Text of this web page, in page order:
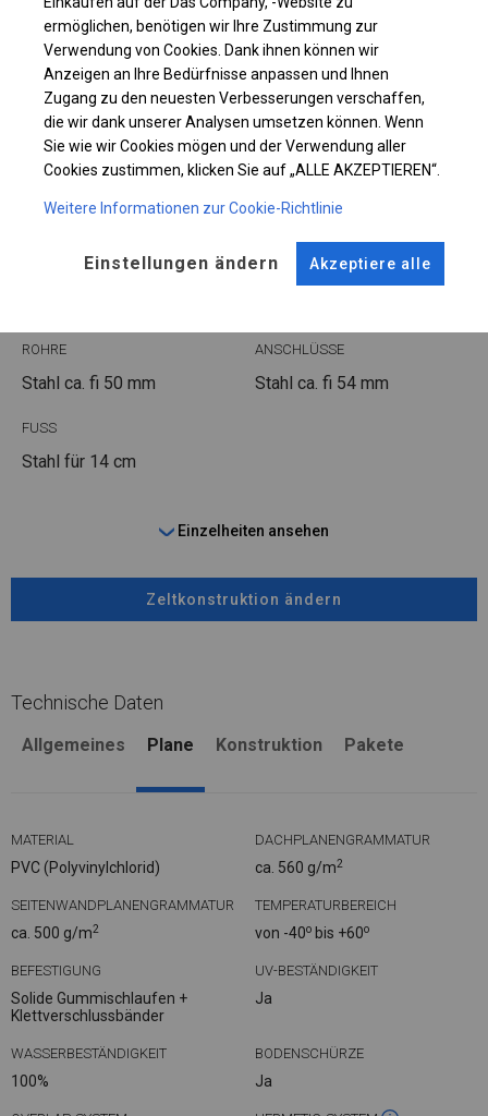
Einzelheiten ansehen
Plane ändern
WINTER
ROHRE
Stahl ca. fi 50 mm
ANSCHLÜSSE
Stahl ca. fi 54 mm
FUSS
Stahl für 14 cm
Einzelheiten ansehen
Zeltkonstruktion ändern
Technische Daten
Allgemeines Plane Konstruktion Pakete
MATERIAL
PVC (Polyvinylchlorid)
DACHPLANENGRAMMATUR
ca. 560 g/m2
SEITENWANDPLANENGRAMMATUR
ca. 500 g/m2
TEMPERATURBEREICH
von -40o bis +60o
BEFESTIGUNG
Solide Gummischlaufen +
Klettverschlussbänder
UV-BESTÄNDIGKEIT
Ja
WASSERBESTÄNDIGKEIT
100%
BODENSCHÜRZE
Ja
ermöglichen, benötigen wir Ihre Zustimmung zur
Verwendung von Cookies. Dank ihnen können wir
Anzeigen an Ihre Bedürfnisse anpassen und Ihnen
Zugang zu den neuesten Verbesserungen verschaffen,
die wir dank unserer Analysen umsetzen können. Wenn
Sie wie wir Cookies mögen und der Verwendung aller
Cookies zustimmen, klicken Sie auf „ALLE AKZEPTIEREN“.
Weitere Informationen zur Cookie-Richtlinie
Einstellungen ändern Akzeptiere alle